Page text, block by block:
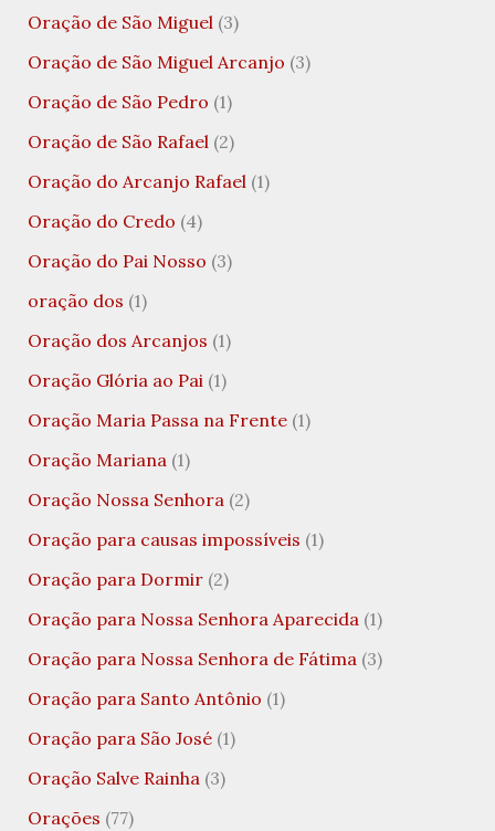
Oração de São Miguel(3)
Oração de São Miguel Arcanjo (3)
Oração de São Pedro (1)
Oração de São Rafael(2)
Oração do Arcanjo Rafael(1)
Oração do Credo (4)
Oração do Pai Nosso (3)
oração dos (1)
Oração dos Arcanjos (1)
Oração Glória ao Pai(1)
Oração Maria Passa na Frente(1)
Oração Mariana(1)
Oração Nossa Senhora(2)
Oração para causas impossíveis (1)
Oração para Dormir(2)
Oração para Nossa Senhora Aparecida(1)
Oração para Nossa Senhora de Fátima(3)
Oração para Santo Antônio (1)
Oração para São José(1)
Oração Salve Rainha(3)
Orações (77)